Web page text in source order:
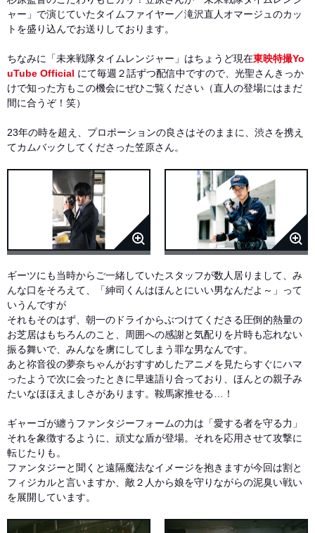
ャー」で演じていたタイムファイヤー／滝沢直人オマージュのカッ
トを盛り込んでお送りしております。
ちなみに「未来戦隊タイムレンジャー」はちょうど現在東映特撮Yo
uTube Official にて毎週２話ずつ配信中ですので、光聖さんきっか
けで知った方もこの機会にぜひご覧ください（直人の登場にはまだ
間に合うぞ！笑）
23年の時を超え、プロポーションの良さはそのままに、渋さを携え
てカムバックしてくださった笠原さん。
ギーツにも当時からご一緒していたスタッフが数人居りまして、み
んな口をそろえて、「紳司くんはほんとにいい男なんだよ～」って
いうんですが
それもそのはず、朝一のドライからぶつけてくださる圧倒的熱量の
お芝居はもちろんのこと、周囲への感謝と気配りを片時も忘れない
振る舞いで、みんなを虜にしてしまう罪な男なんです。
あと祢音役の夢奈ちゃんがおすすめしたアニメを見たらすぐにハマ
ったようで次に会ったときに早速語り合っており、ほんとの親子み
たいなほほえましさがあります。鞍馬家推せる…！
ギャーゴが纏うファンタジーフォームの力は「愛する者を守る力」
それを象徴するように、頑丈な盾が登場。それを応用させて攻撃に
転じたりも。
ファンタジーと聞くと遠隔魔法なイメージを抱きますが今回は割と
フィジカルと言いますか、敵２人から娘を守りながらの泥臭い戦い
を展開しています。